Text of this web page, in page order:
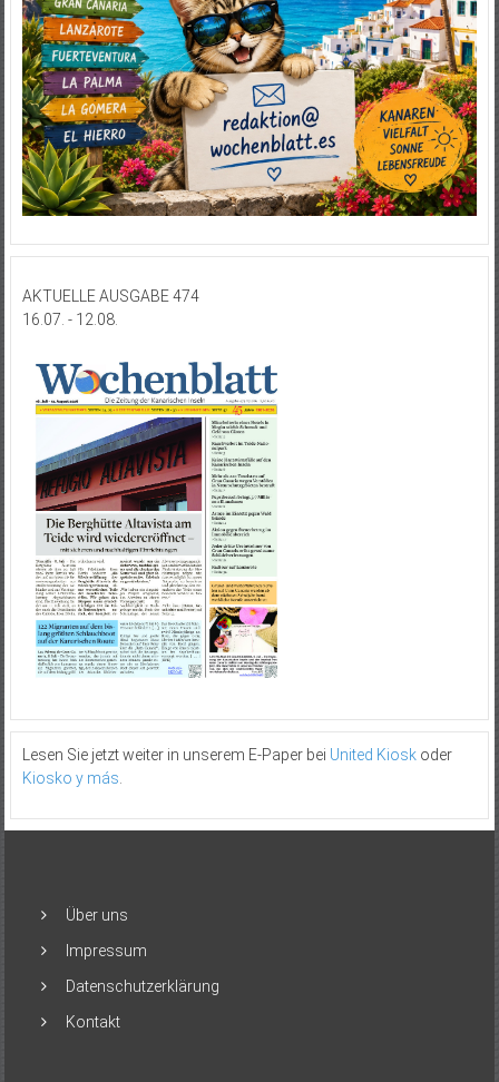
AKTUELLE AUSGABE 474
16.07. - 12.08.
Lesen Sie jetzt weiter in unserem E-Paper bei United Kioskoder
Kiosko y más
Über uns
Impressum
Datenschutzerklärung
Kontakt